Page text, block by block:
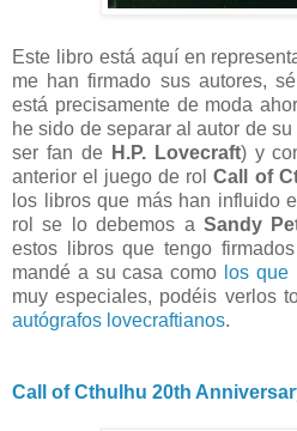
Este libro está aquí en
me han firmado sus autores,
está precisamente de moda
he sido de separar al autor de
ser fan de H.P. Lovecraft) y
anterior el juego de rolCall of
los libros que más han influido
rol se lo debemos a Sandy
estos libros que tengo
mandé a su casa como los que
muy especiales, podéis verlos
autógrafos lovecraftianos.
Call of Cthulhu 20th